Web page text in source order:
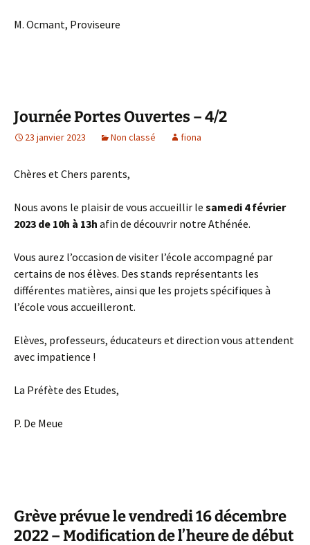
M. Ocmant, Proviseure
Journée Portes Ouvertes – 4/2
23 janvier 2023 Non classé fiona
Chères et Chers parents,
Nous avons le plaisir de vous accueillir le samedi 4 février
2023 de 10h à 13h afin de découvrir notre Athénée.
Vous aurez l’occasion de visiter l’école accompagné par
certains de nos élèves. Des stands représentants les
différentes matières, ainsi que les projets spécifiques à
l’école vous accueilleront.
Elèves, professeurs, éducateurs et direction vous attendent
avec impatience !
La Préfète des Etudes,
P. De Meue
Grève prévue le vendredi 16 décembre
2022 – Modification de l’heure de début